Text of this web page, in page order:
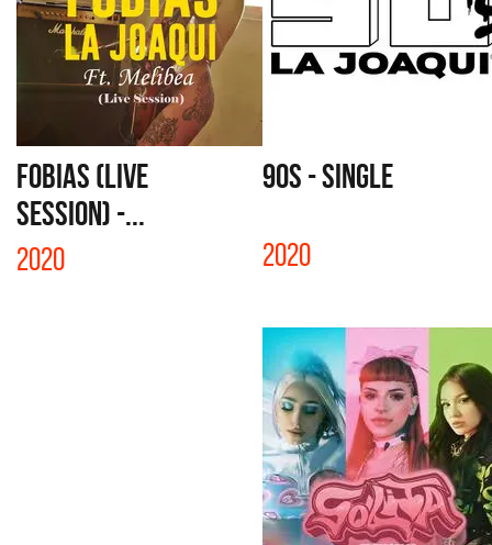
FOBIAS (LIVE
SESSION) -...
2020
90s - SINGLE
2020